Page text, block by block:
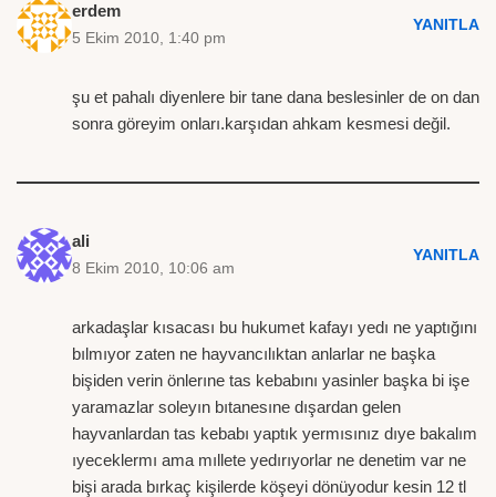
erdem
5 Ekim 2010, 1:40 pm
YANITLA
şu et pahalı diyenlere bir tane dana beslesinler de on dan
sonra göreyim onları.karşıdan ahkam kesmesi değil.
ali
8 Ekim 2010, 10:06 am
YANITLA
arkadaşlar kısacası bu hukumet kafayı yedı ne yaptığını
bılmıyor zaten ne hayvancılıktan anlarlar ne başka
bişiden verin önlerıne tas kebabını yasinler başka bi işe
yaramazlar soleyın bıtanesıne dışardan gelen
hayvanlardan tas kebabı yaptık yermısınız dıye bakalım
ıyeceklermı ama mıllete yedırıyorlar ne denetim var ne
bişi arada bırkaç kişilerde köşeyi dönüyodur kesin 12 tl